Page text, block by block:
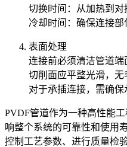
切换时间：从加热到
冷却时间：确保连接
表面处理
连接前必须清洁管道
切削面应平整光滑，无
对于承插连接，需确
PVDF管道作为一种高性能
响整个系统的可靠性和使用
控制工艺参数、进行质量检